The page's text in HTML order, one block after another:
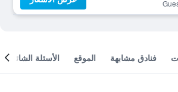
فنادق مشابهة الموقع الأسئلة الشائعة